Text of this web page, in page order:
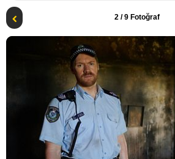
2 / 9 Fotoğraf